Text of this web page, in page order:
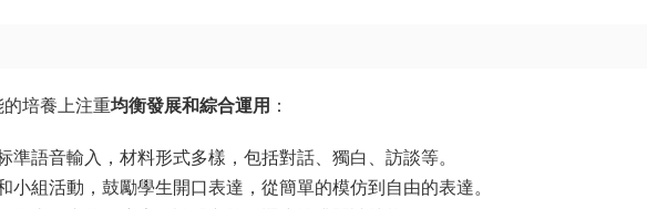
培養上注重均衡發展和綜合運用 ：
準語音輸入，材料形式多樣，包括對話、獨白、訪談等。
小組活動，鼓勵學生開口表達，從簡單的模仿到自由的表達。